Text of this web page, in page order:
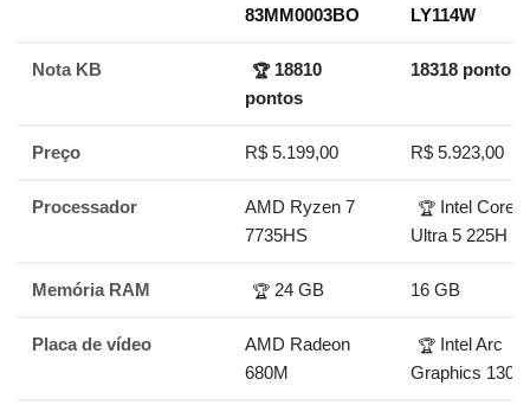
83MM0003BO
LY114W
Nota KB 🏆18810
pontos
18318 pontos
Preço R$ 5.199,00 R$ 5.923,00
Processador
AMD Ryzen 7
7735HS
🏆 Intel Core
Ultra 5 225H
Memória RAM 🏆 24 GB 16 GB
Placa de vídeo
AMD Radeon
680M
🏆 Intel Arc
Graphics 130T